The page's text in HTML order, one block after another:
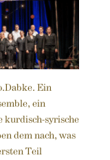
Ein
ein
kurdisch-syrische
dem nach, was
Teil